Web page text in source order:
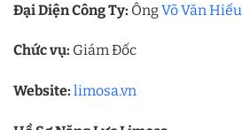
Đại Diện Công Ty: ÔngVõ Văn Hiếu
Chức vụ: Giám Đốc
Website: limosa.vn